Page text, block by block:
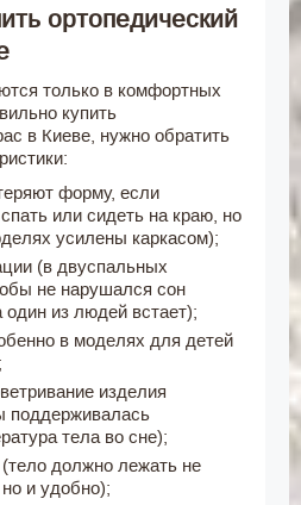
ортопедический
только в комфортных
купить
в Киеве, нужно обратить
форму, если
или сидеть на краю, но
усилены каркасом);
(в двуспальных
не нарушался сон
один из людей встает);
в моделях для детей
изделия
поддерживалась
тела во сне);
должно лежать не
и удобно);